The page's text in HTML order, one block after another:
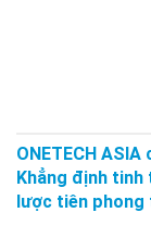
ONETECH
Khẳng định tinh
lược tiên